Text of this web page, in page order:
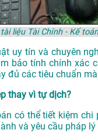
liệu Tài Chính - Kế
uy tín và chuyên
bảo tính chính xác
đủ các tiêu chuẩn
thay vì tự dịch?
có thể tiết kiệm
và yêu cầu pháp